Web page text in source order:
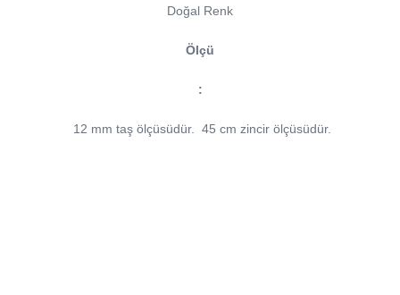
Doğal Renk
Ölçü
:
12 mm taş ölçüsüdür. 45 cm zincir ölçüsüdür.